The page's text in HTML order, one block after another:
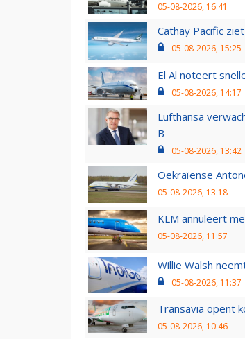
05-08-2026, 16:41
Cathay Pacific
05-08-2026, 15:25
El Al noteert
05-08-2026, 14:17
Lufthansa
B
05-08-2026, 13:42
Oekraïense
05-08-2026, 13:18
KLM annuleert
05-08-2026, 11:57
Willie Walsh
05-08-2026, 11:37
Transavia opent
05-08-2026, 10:46